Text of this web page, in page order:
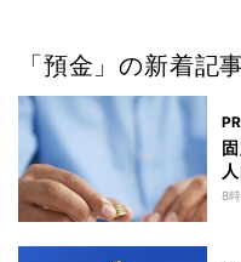
「預金」の新着記
8